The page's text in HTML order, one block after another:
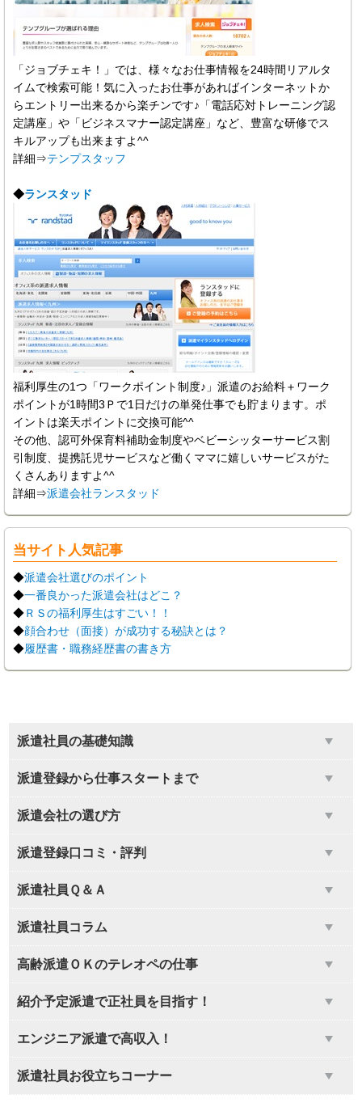
「ジョブチェキ！」では、様々なお仕事情報を24時間リアルタ
イムで検索可能！気に入ったお仕事があればインターネットか
らエントリー出来るから楽チンです♪「電話応対トレーニング認
定講座」や「ビジネスマナー認定講座」など、豊富な研修でス
キルアップも出来ますよ^^
詳細⇒テンプスタッフ
◆ランスタッド
福利厚生の1つ「ワークポイント制度♪」派遣のお給料＋ワーク
ポイントが1時間3Ｐで1日だけの単発仕事でも貯まります。ポ
イントは楽天ポイントに交換可能^^
その他、認可外保育料補助金制度やベビーシッターサービス割
引制度、提携託児サービスなど働くママに嬉しいサービスがた
くさんありますよ^^
詳細⇒派遣会社ランスタッド
当サイト人気記事
◆派遣会社選びのポイント
◆一番良かった派遣会社はどこ？
◆ＲＳの福利厚生はすごい！！
◆顔合わせ（面接）が成功する秘訣とは？
◆履歴書・職務経歴書の書き方
派遣社員の基礎知識
派遣登録から仕事スタートまで
派遣会社の選び方
派遣登録口コミ・評判
派遣社員Ｑ＆Ａ
派遣社員コラム
高齢派遣ＯＫのテレオペの仕事
紹介予定派遣で正社員を目指す！
エンジニア派遣で高収入！
派遣社員お役立ちコーナー